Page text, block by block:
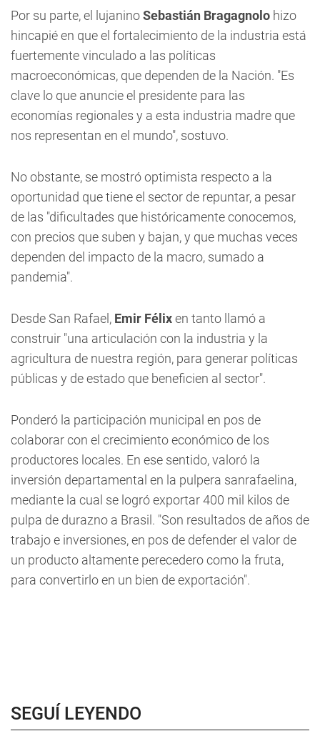
Por su parte, el lujaninoSebastián Bragagnolo hizo
hincapié en que el fortalecimiento de la industria está
fuertemente vinculado a las políticas
macroeconómicas, que dependen de la Nación. "Es
clave lo que anuncie el presidente para las
economías regionales y a esta industria madre que
nos representan en el mundo", sostuvo.
No obstante, se mostró optimista respecto a la
oportunidad que tiene el sector de repuntar, a pesar
de las "dificultades que históricamente conocemos,
con precios que suben y bajan, y que muchas veces
dependen del impacto de la macro, sumado a
pandemia".
Desde San Rafael, Emir Félixen tanto llamó a
construir "una articulación con la industria y la
agricultura de nuestra región, para generar políticas
públicas y de estado que beneficien al sector".
Ponderó la participación municipal en pos de
colaborar con el crecimiento económico de los
productores locales. En ese sentido, valoró la
inversión departamental en la pulpera sanrafaelina,
mediante la cual se logró exportar 400 mil kilos de
pulpa de durazno a Brasil. "Son resultados de años de
trabajo e inversiones, en pos de defender el valor de
un producto altamente perecedero como la fruta,
para convertirlo en un bien de exportación".
SEGUÍ LEYENDO